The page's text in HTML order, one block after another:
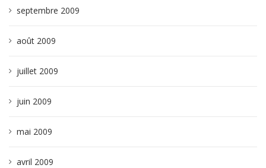
septembre 2009
août 2009
juillet 2009
juin 2009
mai 2009
avril 2009